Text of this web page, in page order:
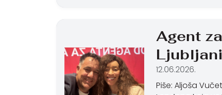
Agent
Ljubljani
12.06.2026.
Piše: Aljoša